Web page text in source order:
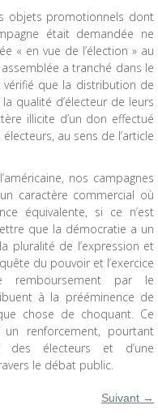
objets promotionnels dont
était demandée ne
« en vue de l’élection » au
a tranché dans le
que la distribution de
qualité d’électeur de leurs
illicite d’un don effectué
au sens de l’article
nos campagnes
caractère commercial où
équivalente, si ce n’est
que la démocratie a un
pluralité de l’expression et
du pouvoir et l’exercice
remboursement par le
à la prééminence de
chose de choquant. Ce
renforcement, pourtant
des électeurs et d’une
le débat public.
Suivant →